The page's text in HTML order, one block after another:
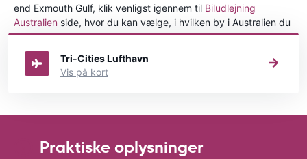
end Exmouth Gulf, klik venligst igennem til Biludlejning
Australien side, hvor du kan vælge, i hvilken by i Australien du
ønsker at leje en bil.
Tri-Cities Lufthavn
Vis på kort
Praktiske oplysninger